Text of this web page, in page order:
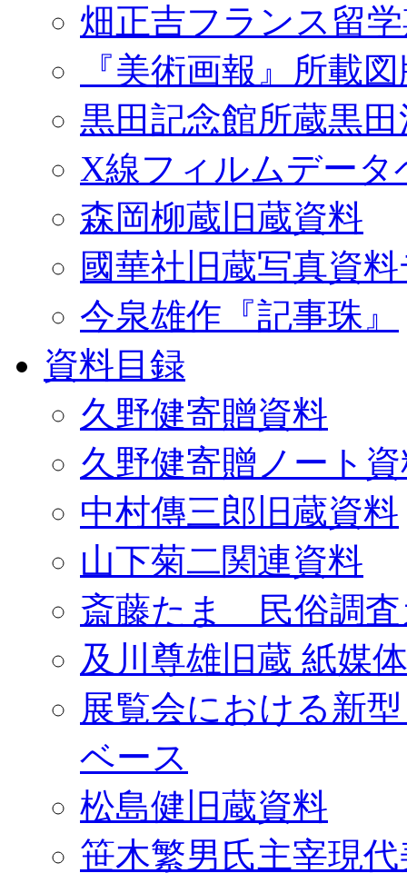
畑正吉フランス留
『美術画報』所載
黒田記念館所蔵黒
X線フィルムデータ
森岡柳蔵旧蔵資料
國華社旧蔵写真資
今泉雄作『記事珠』
資料目録
久野健寄贈資料
久野健寄贈ノート
中村傳三郎旧蔵資料
山下菊二関連資料
斎藤たま 民俗調査
及川尊雄旧蔵 紙媒
展覧会における新
ベース
松島健旧蔵資料
笹木繁男氏主宰現